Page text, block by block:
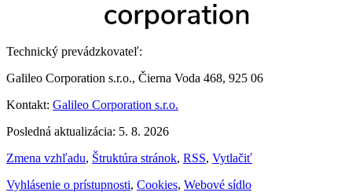
Technický prevádzkovateľ:
Galileo Corporation s.r.o., Čierna Voda 468, 925 06
Kontakt: Galileo Corporation s.r.o.
Posledná aktualizácia: 5. 8. 2026
Zmena vzhľadu, Štruktúra stránok, RSS, Vytlačiť
Vyhlásenie o prístupnosti, Cookies, Webové sídlo